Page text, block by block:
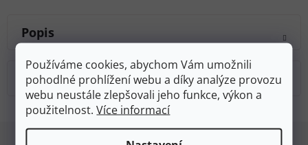
Používáme cookies, abychom Vám umožnili
pohodlné prohlížení webu a díky analýze provozu
webu neustále zlepšovali jeho funkce, výkon a
použitelnost.Více informací
Popis
Diskuze